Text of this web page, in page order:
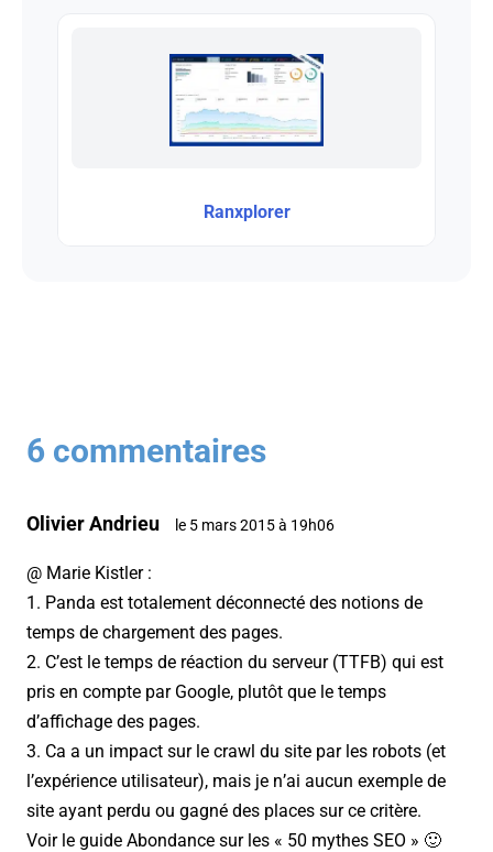
Ranxplorer
6 commentaires
Olivier Andrieu le 5 mars 2015 à 19h06
@ Marie Kistler :
1. Panda est totalement déconnecté des notions de
temps de chargement des pages.
2. C’est le temps de réaction du serveur (TTFB) qui est
pris en compte par Google, plutôt que le temps
d’affichage des pages.
3. Ca a un impact sur le crawl du site par les robots (et
l’expérience utilisateur), mais je n’ai aucun exemple de
site ayant perdu ou gagné des places sur ce critère.
Voir le guide Abondance sur les « 50 mythes SEO » 🙂